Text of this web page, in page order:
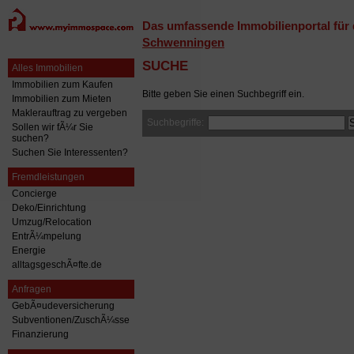
Das umfassende Immobilienportal
Schwenningen
Alles Immobilien
Immobilien zum Kaufen
Immobilien zum Mieten
Maklerauftrag zu vergeben
Sollen wir fÃ¼r Sie
suchen?
Suchen Sie Interessenten?
Fremdleistungen
Concierge
Deko/Einrichtung
Umzug/Relocation
EntrÃ¼mpelung
Energie
alltagsgeschÃ¤fte.de
Anfragen
GebÃ¤udeversicherung
Subventionen/ZuschÃ¼sse
Finanzierung
SUCHE
Bitte geben Sie einen Suchbegriff ein.
Suchbegriffe: